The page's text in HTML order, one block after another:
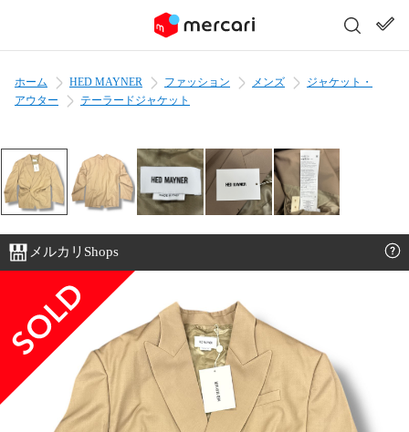
ホーム HED MAYNER ファッション メンズ
ジャケット・
アウター
テーラードジャケット
メルカリShops